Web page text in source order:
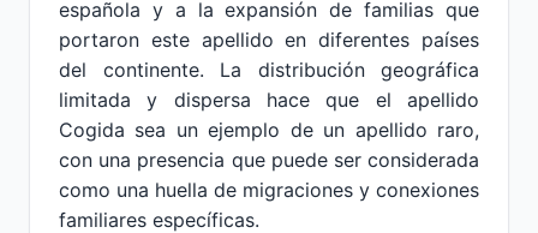
española y a la expansión de familias que
portaron este apellido en diferentes países
del continente. La distribución geográfica
limitada y dispersa hace que el apellido
Cogida sea un ejemplo de un apellido raro,
con una presencia que puede ser considerada
como una huella de migraciones y conexiones
familiares específicas.